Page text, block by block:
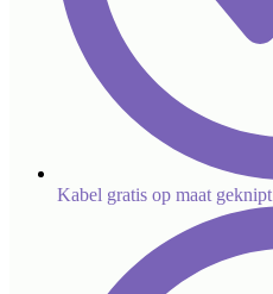
Kabel gratis op maat geknipt